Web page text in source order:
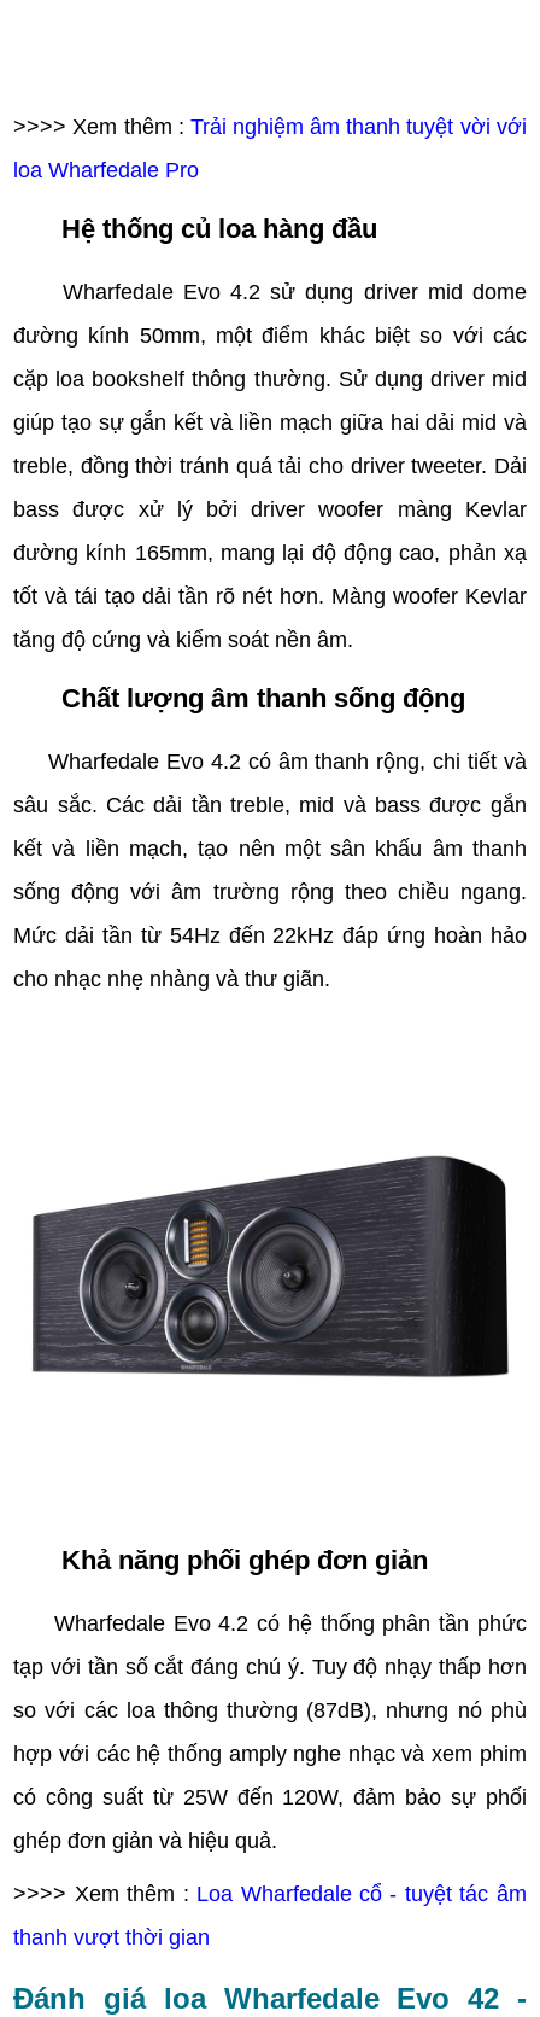
>>>> Xem thêm : Trải nghiệm âm thanh tuyệt vời với
loa Wharfedale Pro
Hệ thống củ loa hàng đầu
Wharfedale Evo 4.2 sử dụng driver mid dome
đường kính 50mm, một điểm khác biệt so với các
cặp loa bookshelf thông thường. Sử dụng driver mid
giúp tạo sự gắn kết và liền mạch giữa hai dải mid và
treble, đồng thời tránh quá tải cho driver tweeter. Dải
bass được xử lý bởi driver woofer màng Kevlar
đường kính 165mm, mang lại độ động cao, phản xạ
tốt và tái tạo dải tần rõ nét hơn. Màng woofer Kevlar
tăng độ cứng và kiểm soát nền âm.
Chất lượng âm thanh sống động
Wharfedale Evo 4.2 có âm thanh rộng, chi tiết và
sâu sắc. Các dải tần treble, mid và bass được gắn
kết và liền mạch, tạo nên một sân khấu âm thanh
sống động với âm trường rộng theo chiều ngang.
Mức dải tần từ 54Hz đến 22kHz đáp ứng hoàn hảo
cho nhạc nhẹ nhàng và thư giãn.
Khả năng phối ghép đơn giản
Wharfedale Evo 4.2 có hệ thống phân tần phức
tạp với tần số cắt đáng chú ý. Tuy độ nhạy thấp hơn
so với các loa thông thường (87dB), nhưng nó phù
hợp với các hệ thống amply nghe nhạc và xem phim
có công suất từ 25W đến 120W, đảm bảo sự phối
ghép đơn giản và hiệu quả.
>>>> Xem thêm : Loa Wharfedale cổ - tuyệt tác âm
thanh vượt thời gian
Đánh giá loa Wharfedale Evo 42 -